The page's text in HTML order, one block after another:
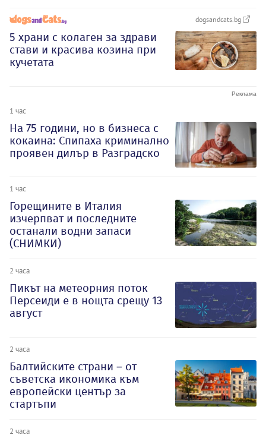
dogsandcats.bg
5 храни с колаген за здрави
стави и красива козина при
кучетата
1 час
На 75 години, но в бизнеса с
кокаина: Спипаха криминално
проявен дилър в Разградско
1 час
Горещините в Италия
изчерпват и последните
останали водни запаси
(СНИМКИ)
2 часа
Пикът на метеорния поток
Персеиди е в нощта срещу 13
август
2 часа
Балтийските страни – от
съветска икономика към
европейски център за
стартъпи
2 часа